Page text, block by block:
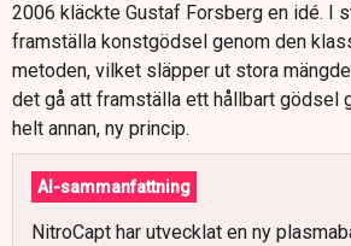
2006 kläckte Gustaf Forsberg en idé. I
framställa konstgödsel genom den
metoden, vilket släpper ut stora
det gå att framställa ett hållbart gödsel
helt annan, ny princip.
AI-sammanfattning
NitroCapt har utvecklat en ny